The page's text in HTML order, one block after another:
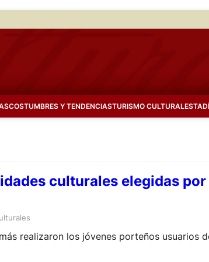
COSTUMBRES Y TENDENCIASTURISMO CULTURAL
culturales elegidas
realizaron los jóvenes porteños usuarios